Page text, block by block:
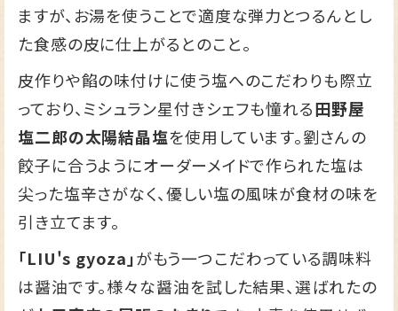
ますが、お湯を使うことで適度な弾力とつるんとし
た食感の皮に仕上がるとのこと。
皮作りや餡の味付けに使う塩へのこだわりも際立
っており、ミシュラン星付きシェフも憧れる田野屋
塩二郎の太陽結晶塩を使用しています。劉さんの
餃子に合うようにオーダーメイドで作られた塩は
尖った塩辛さがなく、優しい塩の風味が食材の味を
引き立てます。
「LIU's gyoza」がもう一つこだわっている調味料
は醤油です。様々な醤油を試した結果、選ばれたの